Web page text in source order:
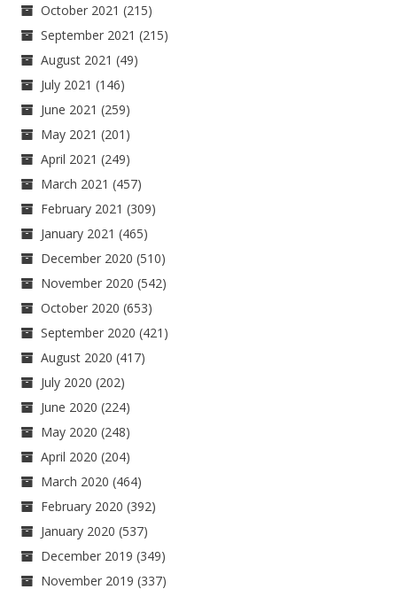
October 2021 (215)
September 2021 (215)
August 2021 (49)
July 2021 (146)
June 2021 (259)
May 2021 (201)
April 2021 (249)
March 2021 (457)
February 2021 (309)
January 2021 (465)
December 2020 (510)
November 2020 (542)
October 2020 (653)
September 2020 (421)
August 2020 (417)
July 2020 (202)
June 2020 (224)
May 2020 (248)
April 2020 (204)
March 2020 (464)
February 2020 (392)
January 2020 (537)
December 2019 (349)
November 2019 (337)